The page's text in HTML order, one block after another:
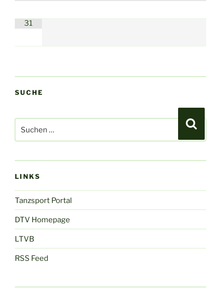
31
SUCHE
Suchen
nach:
LINKS
Tanzsport Portal
DTV Homepage
LTVB
RSS Feed